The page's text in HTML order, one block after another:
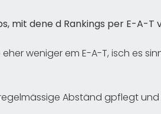
mit dene d Rankings per E-A-
weniger em E-A-T, isch es
Abständ gpflegt